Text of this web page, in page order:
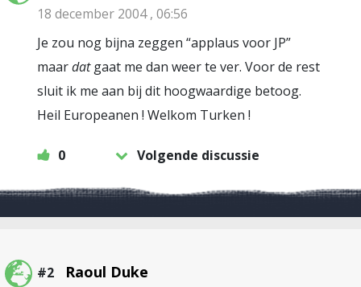
18 december 2004 , 06:56
Je zou nog bijna zeggen “applaus voor JP”
maardatgaat me dan weer te ver. Voor de rest
sluit ik me aan bij dit hoogwaardige betoog.
Heil Europeanen ! Welkom Turken !
0 Volgende discussie
#2 Raoul Duke